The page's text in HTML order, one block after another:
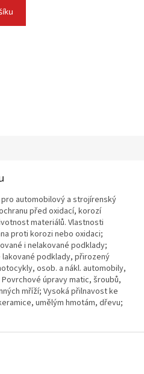
automobilový a strojírenský
před oxidací, korozí
materiálů. Vlastnosti
proti korozi nebo oxidaci;
i nelakované podklady;
podklady, přirozený
osob. a nákl. automobily,
úpravy matic, šroubů,
mříží; Vysoká přilnavost ke
umělým hmotám, dřevu;